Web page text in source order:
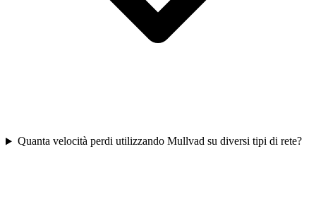
Quanta velocità perdi utilizzando Mullvad su diversi tipi di rete?